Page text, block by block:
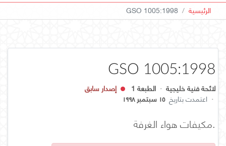
الرئيسية GSO 1005:1998
GSO 1005:1998
لائحة فنية خليجية · الطبعة 1
إصدار سابق
· اعتمدت بتاريخ ١٥ سبتمبر ١٩٩٨
.مكيفات هواء الغرفة